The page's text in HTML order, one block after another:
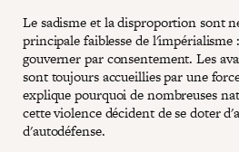
Le sadisme et la disproportion sont
principale faiblesse de l'impérialisme
gouverner par consentement. Les
sont toujours accueillies par une
explique pourquoi de nombreuses
cette violence décident de se doter
d'autodéfense.